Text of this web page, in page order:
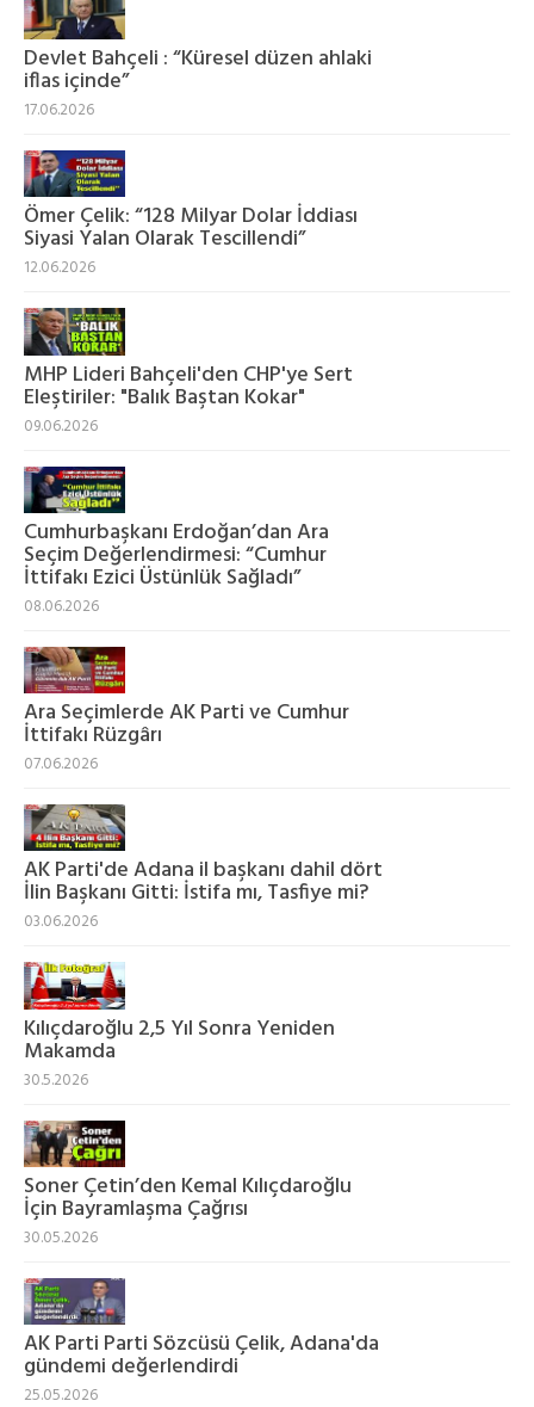
Devlet Bahçeli : “Küresel düzen ahlaki
iflas içinde”
17.06.2026
Ömer Çelik: “128 Milyar Dolar İddiası
Siyasi Yalan Olarak Tescillendi”
12.06.2026
MHP Lideri Bahçeli'den CHP'ye Sert
Eleştiriler: "Balık Baştan Kokar"
09.06.2026
Cumhurbaşkanı Erdoğan’dan Ara
Seçim Değerlendirmesi: “Cumhur
İttifakı Ezici Üstünlük Sağladı”
08.06.2026
Ara Seçimlerde AK Parti ve Cumhur
İttifakı Rüzgârı
07.06.2026
AK Parti'de Adana il başkanı dahil dört
İlin Başkanı Gitti: İstifa mı, Tasfiye mi?
03.06.2026
Kılıçdaroğlu 2,5 Yıl Sonra Yeniden
Makamda
30.5.2026
Soner Çetin’den Kemal Kılıçdaroğlu
İçin Bayramlaşma Çağrısı
30.05.2026
AK Parti Parti Sözcüsü Çelik, Adana'da
gündemi değerlendirdi
25.05.2026